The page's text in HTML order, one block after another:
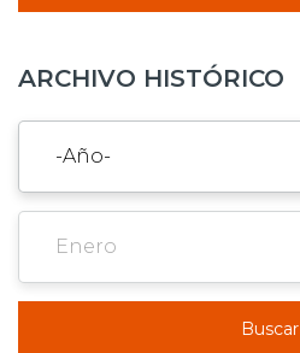
ARCHIVO HISTÓRICO
Buscar